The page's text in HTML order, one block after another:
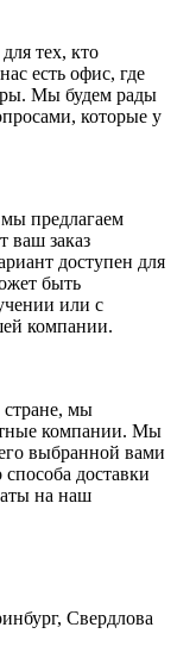
тех, кто
есть офис, где
Мы будем рады
которые у
предлагаем
ваш заказ
доступен для
быть
или с
компании.
стране, мы
компании. Мы
выбранной вами
доставки
на наш
Свердлова